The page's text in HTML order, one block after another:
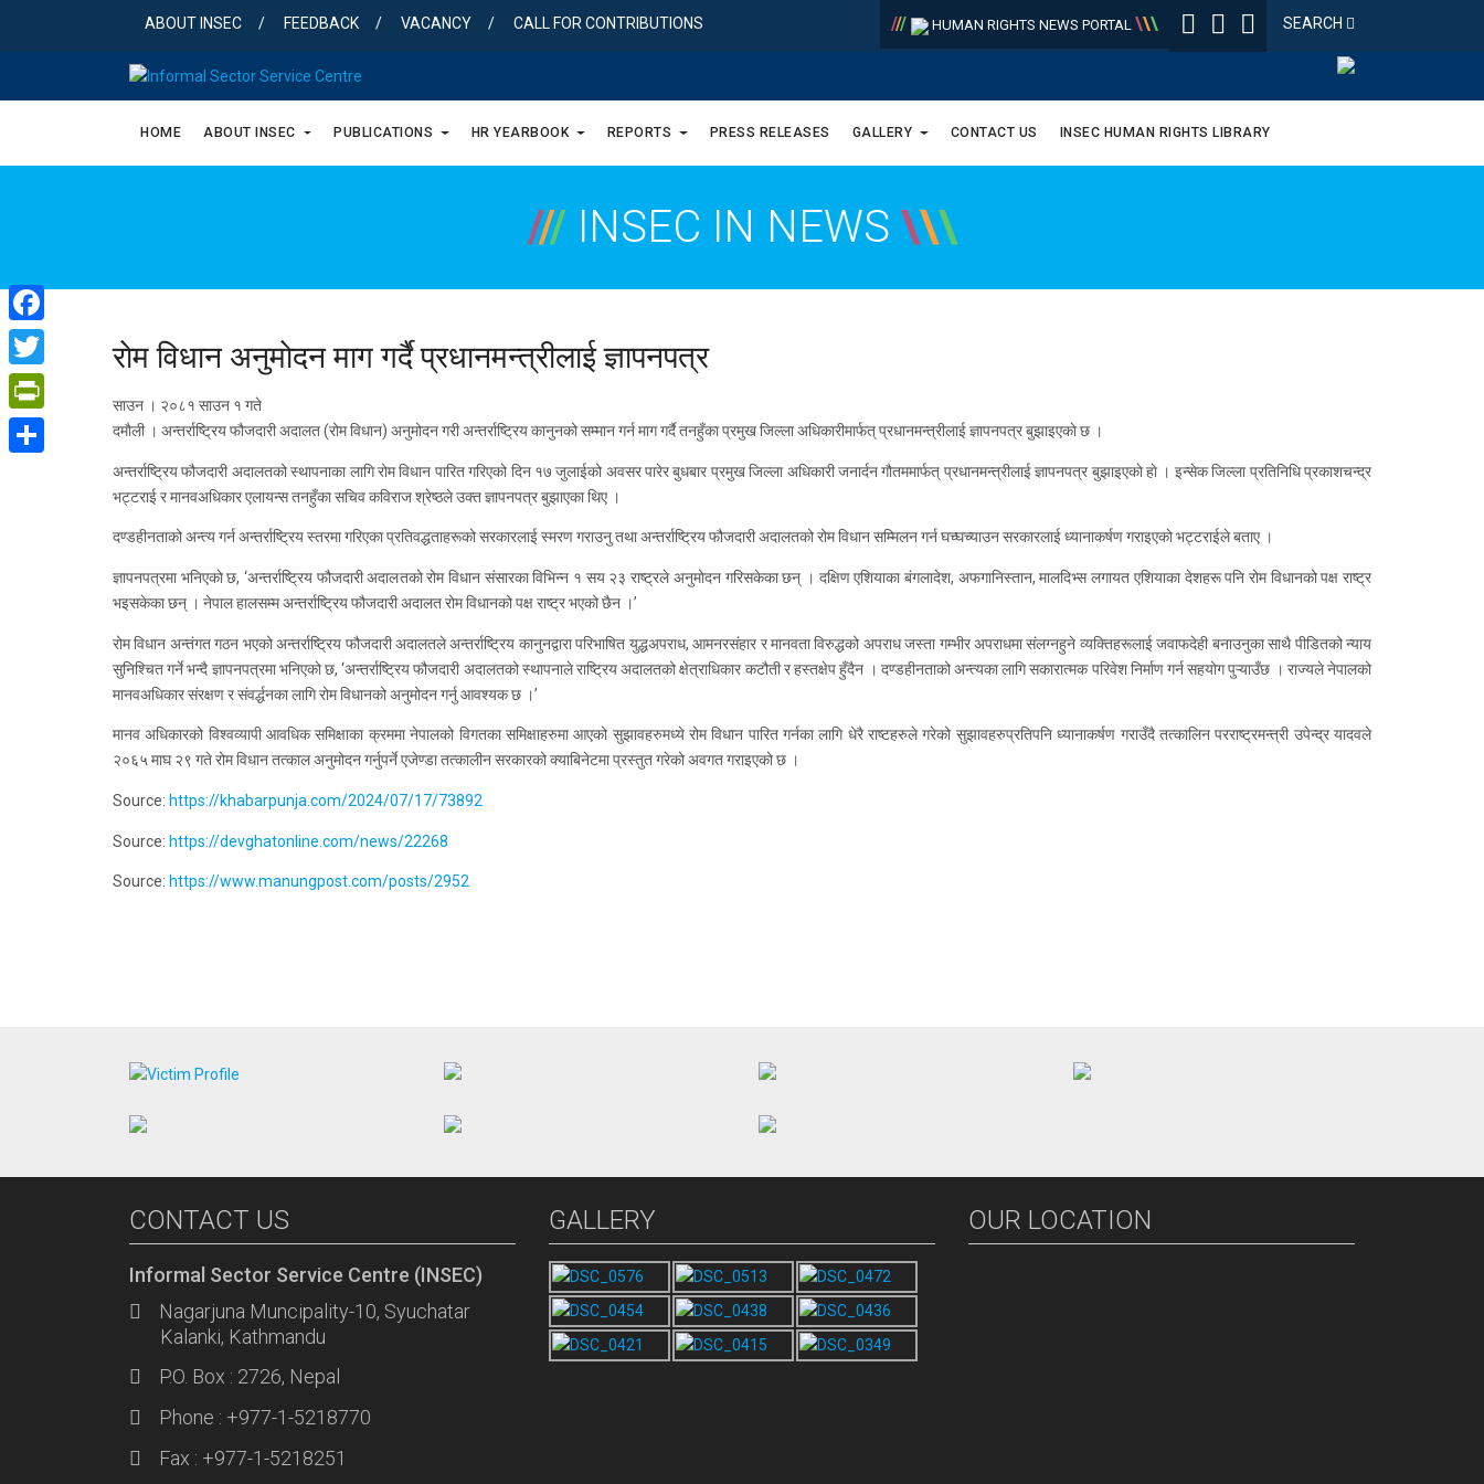
ABOUT INSEC FEEDBACK VACANCY CALL FOR CONTRIBUTIONS SEARCH
/// HUMAN RIGHTS NEWS PORTAL \\\
HOME ABOUT INSEC PUBLICATIONS HR YEARBOOK REPORTS PRESS RELEASES GALLERY CONTACT US INSEC HUMAN RIGHTS LIBRARY
///INSEC IN NEWS \\\
राेम विधान अनुमाेदन माग गर्दै प्रधानमन्त्रीलाई ज्ञापनपत्र
साउन । २०८१ साउन १ गते
दमाैली । अन्तर्राष्ट्रिय फौजदारी अदालत (रोम विधान) अनुमोदन गरी अन्तर्राष्ट्रिय कानुनको सम्मान गर्न माग गर्दै तनहुँका प्रमुख जिल्ला अधिकारीमार्फत् प्रधानमन्त्रीलाई ज्ञापनपत्र बुझाइएकाे छ ।
अन्तर्राष्ट्रिय फौजदारी अदालतको स्थापनाका लागि रोम विधान पारित गरिएको दिन १७ जुलाईको अवसर पारेर बुधबार प्रमुख जिल्ला अधिकारी जनार्दन गाैतममार्फत् प्रधानमन्त्रीलाई ज्ञापनपत्र बुझाइएकाे हाे । इन्सेक जिल्ला प्रतिनिधि प्रकाशचन्द्र
भट्टराई र मानवअधिकार एलायन्स तनहुँका सचिव कविराज श्रेष्ठले उक्त ज्ञापनपत्र बुझाएका थिए ।
दण्डहीनताको अन्त्य गर्न अन्तर्राष्ट्रिय स्तरमा गरिएका प्रतिवद्धताहरूको सरकारलाई स्मरण गराउनु तथा अन्तर्राष्ट्रिय फौजदारी अदालतको रोम विधान सम्मिलन गर्न घच्घच्याउन सरकारलाई ध्यानाकर्षण गराइएकाे भट्टराईले बताए ।
ज्ञापनपत्रमा भनिएकाे छ, ‘अन्तर्राष्ट्रिय फौजदारी अदालतको रोम विधान संसारका विभिन्न १ सय २३ राष्ट्रले अनुमोदन गरिसकेका छन् । दक्षिण एशियाका बंगलादेश, अफगानिस्तान, मालदिभ्स लगायत एशियाका देशहरू पनि रोम विधानको पक्ष राष्ट्र
भइसकेका छन् । नेपाल हालसम्म अन्तर्राष्ट्रिय फौजदारी अदालत रोम विधानको पक्ष राष्ट्र भएको छैन ।’
रोम विधान अन्तंगत गठन भएको अन्तर्राष्ट्रिय फौजदारी अदालतले अन्तर्राष्ट्रिय कानुनद्वारा परिभाषित युद्धअपराध, आमनरसंहार र मानवता विरुद्धको अपराध जस्ता गम्भीर अपराधमा संलग्नहुने व्यक्तिहरूलाई जवाफदेही बनाउनुका साथै पीडितको न्याय
सुनिश्चित गर्ने भन्दै ज्ञापनपत्रमा भनिएकाे छ, ‘अन्तर्राष्ट्रिय फौजदारी अदालतको स्थापनाले राष्ट्रिय अदालतको क्षेत्राधिकार कटौती र हस्तक्षेप हुँदैन । दण्डहीनताको अन्त्यका लागि सकारात्मक परिवेश निर्माण गर्न सहयोग पुऱ्याउँछ । राज्यले नेपालको
मानवअधिकार संरक्षण र संवर्द्धनका लागि रोम विधानको अनुमोदन गर्नु आवश्यक छ ।’
मानव अधिकारको विश्वव्यापी आवधिक समिक्षाका क्रममा नेपालको विगतका समिक्षाहरुमा आएको सुझावहरुमध्ये रोम विधान पारित गर्नका लागि धेरै राष्टहरुले गरेको सुझावहरुप्रतिपनि ध्यानाकर्षण गराउँदै तत्कालिन परराष्ट्रमन्त्री उपेन्द्र यादवले
२०६५ माघ २९ गते रोम विधान तत्काल अनुमोदन गर्नुपर्ने एजेण्डा तत्कालीन सरकारको क्याबिनेटमा प्रस्तुत गरेकाे अवगत गराइएकाे छ ।
Source: https://khabarpunja.com/2024/07/17/73892
Source: https://devghatonline.com/news/22268
Source: https://www.manungpost.com/posts/2952
CONTACT US
Informal Sector Service Centre (INSEC)
Nagarjuna Muncipality-10, Syuchatar
Kalanki, Kathmandu
P.O. Box : 2726, Nepal
Phone : +977-1-5218770
Fax : +977-1-5218251
GALLERY OUR LOCATION
Facebook
Twitter
PrintFriendly